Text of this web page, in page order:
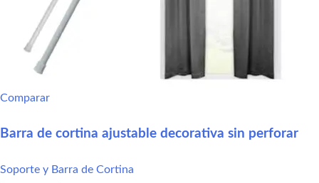
Comparar
Barra de cortina ajustable decorativa sin perforar
Soporte y Barra de Cortina